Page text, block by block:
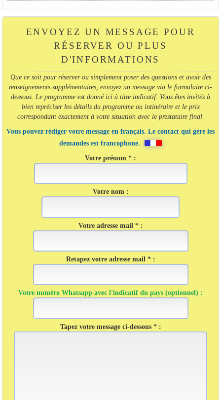
ENVOYEZ UN MESSAGE POUR
RÉSERVER OU PLUS
D'INFORMATIONS
Que ce soit pour réserver ou simplement poser des questions et avoir des
renseignements supplémentaires, envoyez un message via le formulaire ci-
dessous. Le programme est donné ici à titre indicatif. Vous êtes invités à
bien repréciser les détails du programme ou intinéraire et le prix
correspondant exactement à votre situation avec le prestataire final.
Vous pouvez rédiger votre message en français. Le contact qui gère les
demandes est francophone.
Votre prénom * :
Votre nom :
Votre adresse mail * :
Retapez votre adresse mail * :
Votre numéro Whatsapp avec l'indicatif du pays (optionnel) :
Tapez votre message ci-dessous * :